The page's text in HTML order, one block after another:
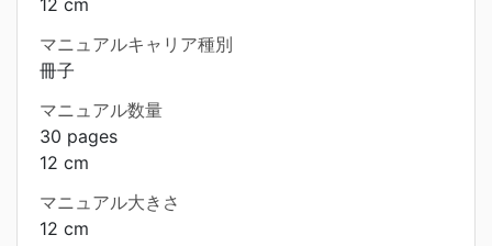
12 cm
マニュアルキャリア種別
冊子
マニュアル数量
30 pages
12 cm
マニュアル大きさ
12 cm